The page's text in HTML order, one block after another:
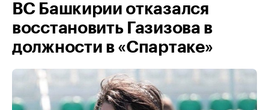
ВС Башкирии отказался
восстановить Газизова в
должности в «Спартаке»